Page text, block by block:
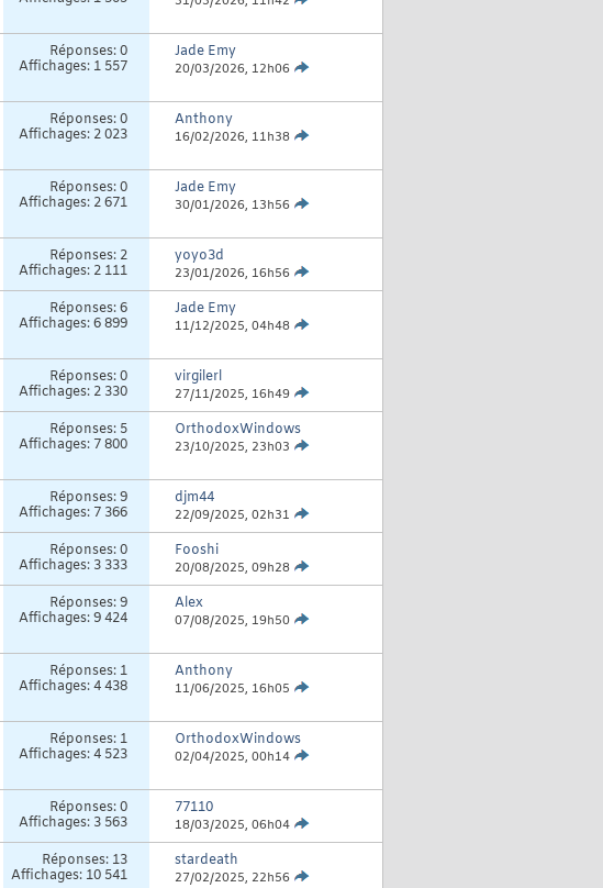
Réponses:0
Affichages: 1 557
Jade Emy
20/03/2026, 12h06
Réponses:0
Affichages: 2 023
Anthony
16/02/2026, 11h38
Réponses:0
Affichages: 2 671
Jade Emy
30/01/2026, 13h56
Réponses: 2
Affichages: 2 111
yoyo3d
23/01/2026, 16h56
Réponses:6
Affichages: 6 899
Jade Emy
11/12/2025, 04h48
Réponses:0
Affichages: 2 330
virgilerl
27/11/2025, 16h49
Réponses: 5
Affichages: 7 800
OrthodoxWindows
23/10/2025, 23h03
Réponses:9
Affichages: 7 366
djm44
22/09/2025, 02h31
Réponses:0
Affichages: 3 333
Fooshi
20/08/2025, 09h28
Réponses:9
Affichages: 9 424
Alex
07/08/2025, 19h50
Réponses: 1
Affichages: 4 438
Anthony
11/06/2025, 16h05
Réponses: 1
Affichages: 4 523
OrthodoxWindows
02/04/2025, 00h14
Réponses:0
Affichages: 3 563
77110
18/03/2025, 06h04
Réponses: 13
Affichages: 10 541
stardeath
27/02/2025, 22h56